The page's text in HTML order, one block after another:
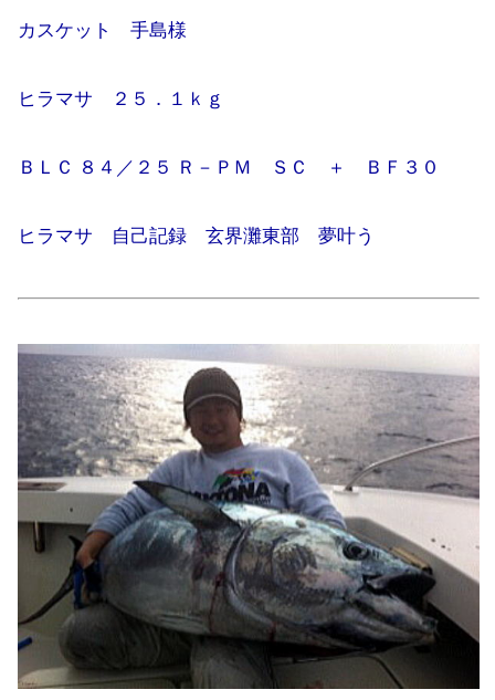
カスケット 手島様
ヒラマサ ２５．１ｋｇ
ＢＬＣ ８４／２５ Ｒ－ＰＭ ＳＣ ＋ ＢＦ３０
ヒラマサ 自己記録 玄界灘東部 夢叶う